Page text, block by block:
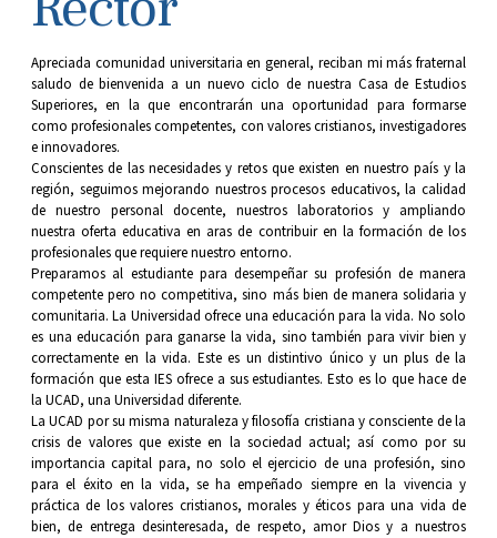
Apreciada comunidad universitaria en general, reciban mi más fraternal
saludo de bienvenida a un nuevo ciclo de nuestra Casa de Estudios
Superiores, en la que encontrarán una oportunidad para formarse
como profesionales competentes, con valores cristianos, investigadores
e innovadores.
Conscientes de las necesidades y retos que existen en nuestro país y la
región, seguimos mejorando nuestros procesos educativos, la calidad
de nuestro personal docente, nuestros laboratorios y ampliando
nuestra oferta educativa en aras de contribuir en la formación de los
profesionales que requiere nuestro entorno.
Preparamos al estudiante para desempeñar su profesión de manera
competente pero no competitiva, sino más bien de manera solidaria y
comunitaria. La Universidad ofrece una educación para la vida. No solo
es una educación para ganarse la vida, sino también para vivir bien y
correctamente en la vida. Este es un distintivo único y un plus de la
formación que esta IES ofrece a sus estudiantes. Esto es lo que hace de
la UCAD, una Universidad diferente.
La UCAD por su misma naturaleza y filosofía cristiana y consciente de la
crisis de valores que existe en la sociedad actual; así como por su
importancia capital para, no solo el ejercicio de una profesión, sino
para el éxito en la vida, se ha empeñado siempre en la vivencia y
práctica de los valores cristianos, morales y éticos para una vida de
bien, de entrega desinteresada, de respeto, amor Dios y a nuestros